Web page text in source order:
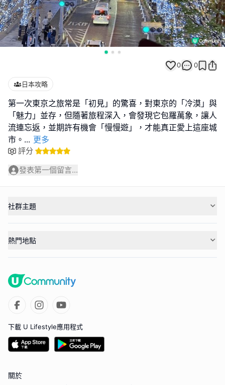
0 0
日本攻略
第一次東京之旅常是「初見」的驚喜，對東京的「冷漠」與
「魅力」並存，但隨著旅程深入，會發現它包羅萬象，讓人
流連忘返，並期許有機會「慢慢遊」，才能真正愛上這座城
市。 ... 更多
評分
發表第一個留言...
社群主題
熱門地點
下載 U Lifestyle應用程式
關於